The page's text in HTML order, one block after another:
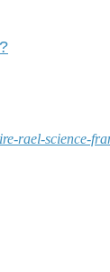
rael-science-